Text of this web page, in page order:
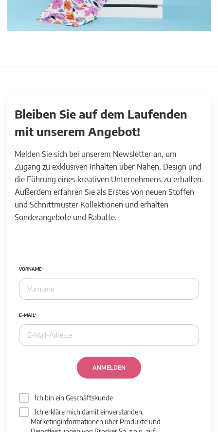
Bleiben Sie auf dem Laufenden
mit unserem Angebot!
Melden Sie sich bei unserem Newsletter an, um
Zugang zu exklusiven Inhalten über Nähen, Design und
die Führung eines kreativen Unternehmens zu erhalten.
Außerdem erfahren Sie als Erstes von neuen Stoffen
und Schnittmuster Kollektionen und erhalten
Sonderangebote und Rabatte.
VORNAME
E-MAIL
ANMELDEN
Ich bin ein Geschäftskunde
Ich erkläre mich damit einverstanden,
Marketinginformationen über Produkte und